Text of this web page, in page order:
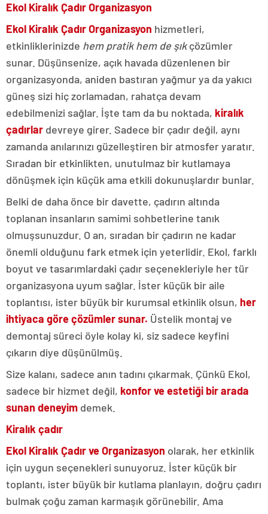
Ekol Kiralık Çadır Organizasyon
Ekol Kiralık Çadır Organizasyon hizmetleri,
etkinliklerinizde hem pratik hem de şıkçözümler
sunar. Düşünsenize, açık havada düzenlenen bir
organizasyonda, aniden bastıran yağmur ya da yakıcı
güneş sizi hiç zorlamadan, rahatça devam
edebilmenizi sağlar. İşte tam da bu noktada, kiralık
çadırlar devreye girer. Sadece bir çadır değil, aynı
zamanda anılarınızı güzelleştiren bir atmosfer yaratır.
Sıradan bir etkinlikten, unutulmaz bir kutlamaya
dönüşmek için küçük ama etkili dokunuşlardır bunlar.
Belki de daha önce bir davette, çadırın altında
toplanan insanların samimi sohbetlerine tanık
olmuşsunuzdur. O an, sıradan bir çadırın ne kadar
önemli olduğunu fark etmek için yeterlidir. Ekol, farklı
boyut ve tasarımlardaki çadır seçenekleriyle her tür
organizasyona uyum sağlar. İster küçük bir aile
toplantısı, ister büyük bir kurumsal etkinlik olsun, her
ihtiyaca göre çözümler sunar. Üstelik montaj ve
demontaj süreci öyle kolay ki, siz sadece keyfini
çıkarın diye düşünülmüş.
Size kalanı, sadece anın tadını çıkarmak. Çünkü Ekol,
sadece bir hizmet değil, konfor ve estetiği bir arada
sunan deneyim demek.
Kiralık çadır
Ekol Kiralık Çadır ve Organizasyon olarak, her etkinlik
için uygun seçenekleri sunuyoruz. İster küçük bir
toplantı, ister büyük bir kutlama planlayın, doğru çadırı
bulmak çoğu zaman karmaşık görünebilir. Ama